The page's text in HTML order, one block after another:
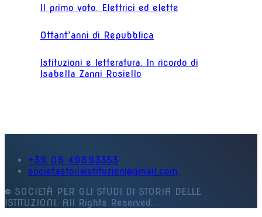
Il primo voto. Elettrici ed elette
Ottant’anni di Repubblica
Istituzioni e letteratura. In ricordo di
Isabella Zanni Rosiello
+39 06 49693353
societastoriaistituzioni@gmail.com
© SOCIETÀ PER GLI STUDI DI STORIA DELLE
ISTITUZIONI. All Rights Reserved.